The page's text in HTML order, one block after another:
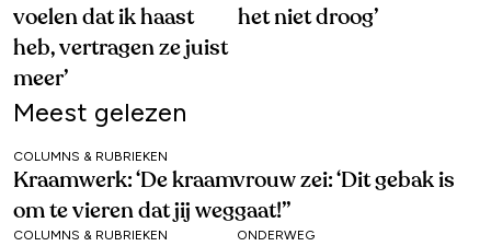
voelen dat ik haast
heb, vertragen ze juist
meer’
het niet droog’
Meest gelezen
COLUMNS & RUBRIEKEN
Kraamwerk: ‘De kraamvrouw zei: ‘Dit gebak is
om te vieren dat jij weggaat!’’
COLUMNS & RUBRIEKEN ONDERWEG